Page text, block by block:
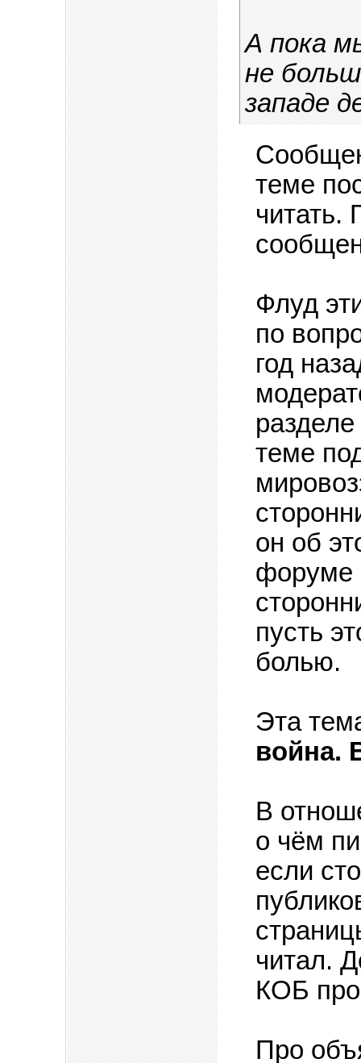
А пока
не
западе
теме
читать.
Флуд
по
год
теме
он об
форуме
пусть
болью.
Эта
война.
В
о чём
если
читал.
КОБ про
Про